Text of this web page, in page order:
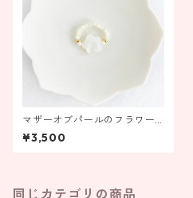
マザーオブパールのフラワー
リング ホワイト【受注製
作】
¥3,500
同じカテゴリの商品